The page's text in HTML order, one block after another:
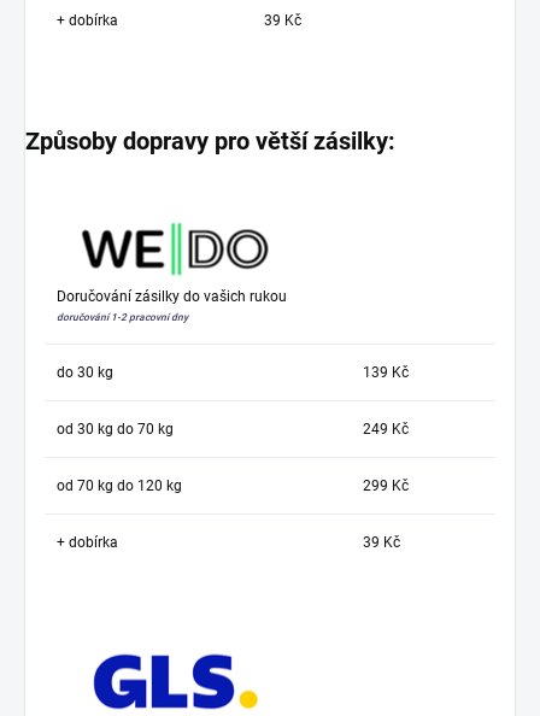
+ dobírka 39 Kč
Způsoby dopravy pro větší zásilky:
Doručování zásilky do vašich rukou
doručování 1-2 pracovní dny
do 30 kg 139 Kč
od 30 kg do 70 kg 249 Kč
od 70 kg do 120 kg 299 Kč
+ dobírka 39 Kč